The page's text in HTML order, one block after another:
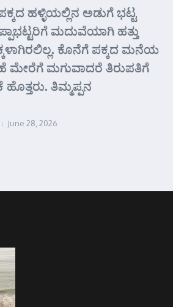
ಹಳ್ಳಿಯಲ್ಲಿನ ಅಡುಗೆ ಭಟ್ಟ
ಮದುವೆಯಾಗಿ ಹತ್ತು
ಕೊನೆಗೆ ಪಕ್ಕದ ಮನೆಯ
ಮೇರೆಗೆ ಮಗುವಾದರೆ ತಿರುಪತಿಗೆ
ತಿಮ್ಮಪ್ಪನ
June 28, 2026